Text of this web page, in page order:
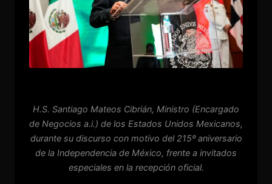
H.S. Santiago Mateos Cibrián, Ministro (Encargado
de Negocios a.i.) de los Estados Unidos Mexicanos,
durante su discurso con motivo del 215º aniversario
de la Independencia de México, frente a invitados
especiales en la recepción oficial.